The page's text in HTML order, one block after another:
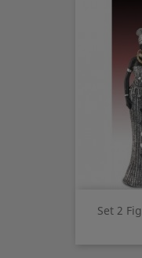
Set 2